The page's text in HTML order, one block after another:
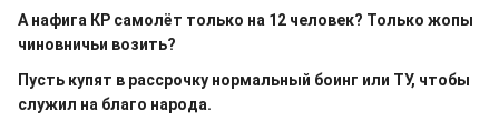
А нафига КР самолёт только на 12 человек? Только жопы
чиновничьи возить?
Пусть купят в рассрочку нормальный боинг или ТУ, чтобы
служил на благо народа.